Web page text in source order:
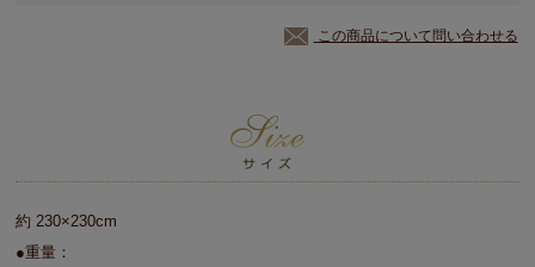
この商品について問い合わせる
約 230×230cm
●重量：